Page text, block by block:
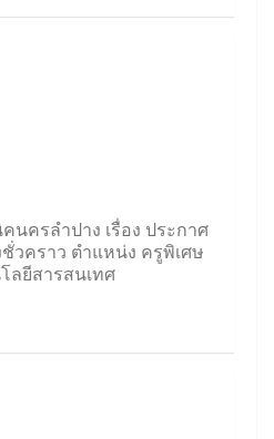
นครลำปาง เรื่อง ประกาศ
วคราว ตำแหน่ง ครูพิเศษ
ลยีสารสนเทศ